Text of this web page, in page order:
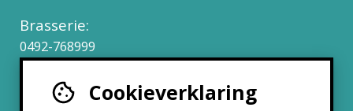
Cookieverklaring
Brasserie:
0492-768999
Werken bij